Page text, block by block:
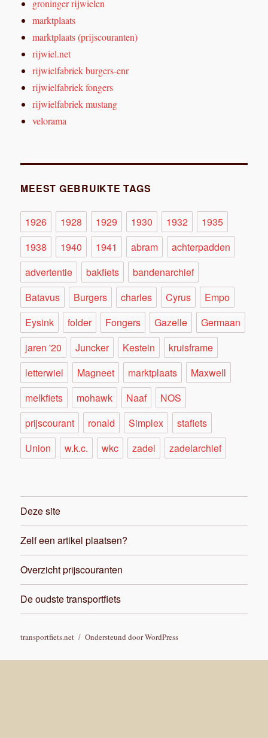
groninger rijwielen
marktplaats
marktplaats (prijscouranten)
rijwiel.net
rijwielfabriek burgers-enr
rijwielfabriek fongers
rijwielfabriek mustang
velorama
MEEST GEBRUIKTE TAGS
1926 1928 1929 1930 1932
1935
1938
1940 1941 abram
achterpadden
advertentie
bakfiets
bandenarchief
Batavus
Burgers charles Cyrus
Empo
Eysink
folder Fongers Gazelle
Germaan
jaren '20
Juncker Kestein
kruisframe
letterwiel
Magneet marktplaats
Maxwell
melkfiets
mohawk Naaf
NOS
prijscourant
ronald Simplex
stafiets
Union
w.k.c. wkc zadel zadelarchief
Deze site
Zelf een artikel plaatsen?
Overzicht prijscouranten
De oudste transportfiets
transportfiets.net Ondersteund door WordPress